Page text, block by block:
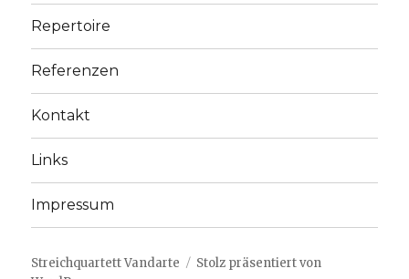
Repertoire
Referenzen
Kontakt
Links
Impressum
Streichquartett Vandarte
Stolz präsentiert von